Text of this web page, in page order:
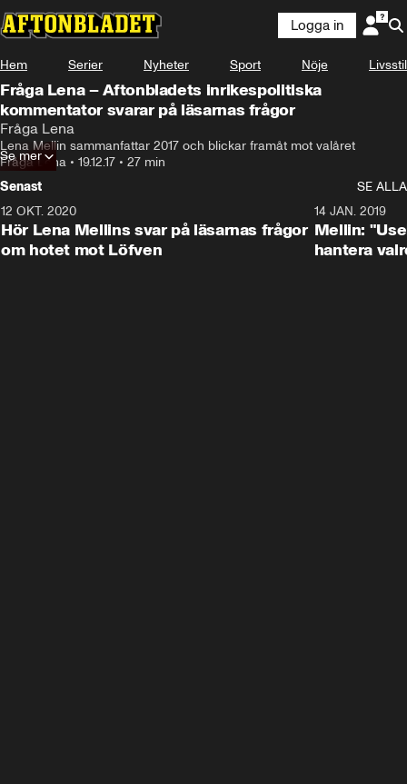
Logga in
Hem Serier Nyheter Sport Nöje Livsstil
Fråga Lena – Aftonbladets inrikespolitiska
kommentator svarar på läsarnas frågor
Fråga Lena
Lena Mellin sammanfattar 2017 och blickar framåt mot valåret
Fråga Lena • 19.12.17 • 27 min
Se mer
Senast
SE ALLA
12 OKT. 2020
Hör Lena Mellins svar på läsarnas frågor
om hotet mot Löfven
14 JAN. 2019
Mellin:
hantera